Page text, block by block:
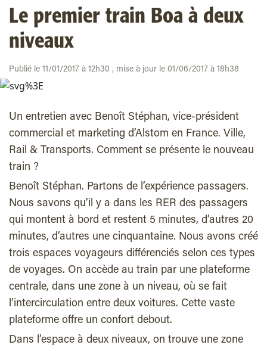
Le premier train Boa à deux
niveaux
Publié le 11/01/2017 à 12h30 , mise à jour le 01/06/2017 à 18h38
Un entretien avec Benoît Stéphan, vice-président
commercial et marketing d’Alstom en France. Ville,
Rail & Transports. Comment se présente le nouveau
train ?
Benoît Stéphan. Partons de l’expérience passagers.
Nous savons qu’il y a dans les RER des passagers
qui montent à bord et restent 5 minutes, d’autres 20
minutes, d’autres une cinquantaine. Nous avons créé
trois espaces voyageurs différenciés selon ces types
de voyages. On accède au train par une plateforme
centrale, dans une zone à un niveau, où se fait
l’intercirculation entre deux voitures. Cette vaste
plateforme offre un confort debout.
Dans l’espace à deux niveaux, on trouve une zone